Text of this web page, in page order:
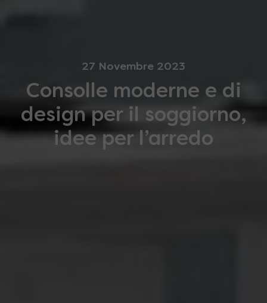
27 Novembre 2023
Consolle moderne e di
design per il soggiorno,
idee per l’arredo